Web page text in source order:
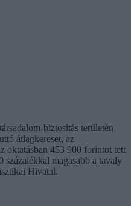
biztosítás területén
átlagkereset, az
oktatásban 453 900 forintot tett
magasabb a tavaly
Hivatal.